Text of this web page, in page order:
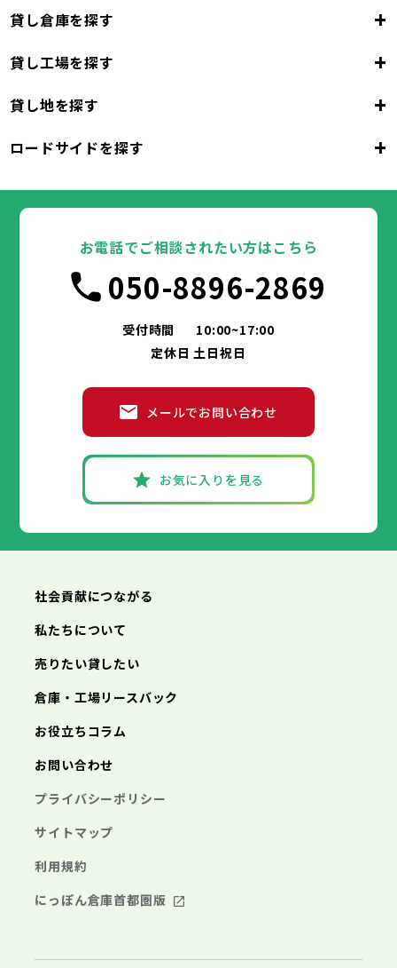
貸し倉庫を探す +
大阪府
大阪市
堺市
枚方市
茨木市
箕面市
柏原市 羽曳野市 門真市
摂津市
大阪狭山市 阪南市
姫路市 尼崎市 明石市
西宮市
伊丹市 相生市
川西市
養父市 丹波市
南あわじ市
淡路市 宍粟市 加東市 たつの市
貸し工場を探す +
大阪府
大阪市
堺市 岸和田市
枚方市
茨木市 八尾市 泉佐野市
富田林市
柏原市 羽曳野市 門真市
摂津市
藤井寺市 東大阪市 泉南市
四條畷市
大阪狭山市 阪南市
芦屋市
赤穂市 西脇市 宝塚市
川西市 小野市 三田市
加西市
丹波篠山市
養父市 丹波市
南あわじ市
宍粟市 加東市 たつの市
貸し地を探す +
大阪府
大阪市
堺市 岸和田市 豊中市
池田市
茨木市 八尾市 泉佐野市
富田林市
寝屋川市
河内長野市 松原市 大東市
和泉市
柏原市 羽曳野市 門真市
摂津市
藤井寺市 東大阪市 泉南市
四條畷市
大阪狭山市 阪南市
姫路市 尼崎市 明石市
西宮市
芦屋市 伊丹市 相生市
豊岡市
加古川市
赤穂市 西脇市 宝塚市
三木市
小野市 三田市
加西市
丹波篠山市
養父市 丹波市
南あわじ市
朝来市
淡路市 宍粟市 加東市 たつの市
ロードサイドを探す +
堺市 岸和田市 豊中市
池田市
泉大津市 高槻市 貝塚市
守口市
茨木市 八尾市 泉佐野市
富田林市
寝屋川市
河内長野市 松原市 大東市
和泉市
柏原市 羽曳野市 門真市
東大阪市 泉南市
大阪狭山市 阪南市
姫路市 尼崎市 明石市
西宮市
伊丹市 相生市
豊岡市
加古川市
赤穂市 西脇市 宝塚市
三木市
高砂市
川西市 小野市 三田市
加西市
丹波篠山市
養父市 丹波市
南あわじ市
お電話でご相談されたい方はこちら
050-8896-2869
受付時間
10:00~17:00
定休日 土日祝日
メールでお問い合わせ
お気に入りを見る
社会貢献につながる
私たちについて
売りたい貸したい
倉庫・工場リースバック
お役立ちコラム
お問い合わせ
プライバシーポリシー
サイトマップ
利用規約
にっぽん倉庫首都圏版